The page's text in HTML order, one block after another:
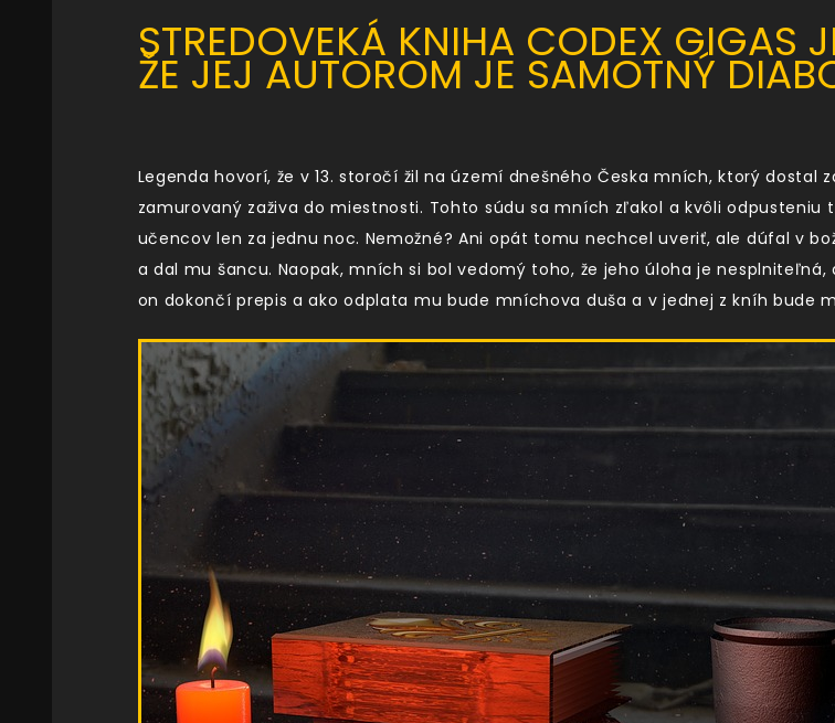
STREDOVEKÁ KNIHA CODEX GIGAS
ŽE JEJ AUTOROM JE SAMOTNÝ
Legenda hovorí, že v 13. storočí žil na území dnešného Česka mních, ktorý
zamurovaný zaživa do miestnosti. Tohto súdu sa mních zľakol a kvôli
učencov len za jednu noc. Nemožné? Ani opát tomu nechcel uveriť, ale dúfal v
a dal mu šancu. Naopak, mních si bol vedomý toho, že jeho úloha je
on dokončí prepis a ako odplata mu bude mníchova duša a v jednej z kníh bude